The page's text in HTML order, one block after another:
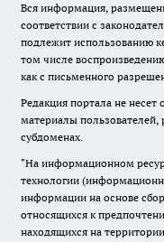
Вся информация,
соответствии с
подлежит использованию
том числе
как с письменного
Редакция портала не несет
материалы
субдоменах.
"На информационном
технологии
информации на основе
относящихся к
находящихся на